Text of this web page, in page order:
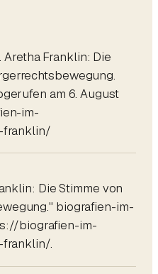
Aretha Franklin: Die
.
am 6. August
im-
franklin/
Die Stimme von
biografien-im-
biografien-im-
franklin/.